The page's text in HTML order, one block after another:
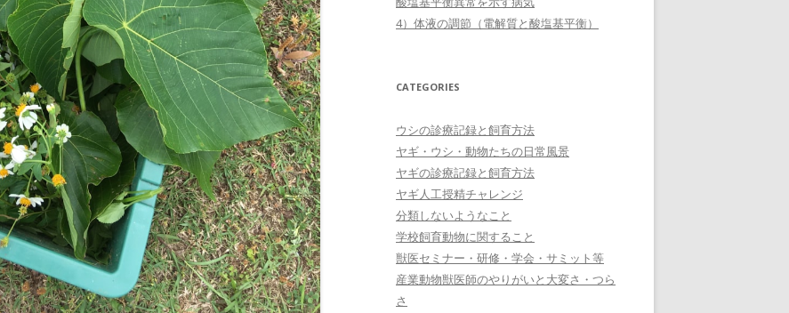
4）体液の調節（電解質と酸塩基平衡）
CATEGORIES
ウシの診療記録と飼育方法
ヤギ・ウシ・動物たちの日常風景
ヤギの診療記録と飼育方法
ヤギ人工授精チャレンジ
分類しないようなこと
学校飼育動物に関すること
獣医セミナー・研修・学会・サミット等
産業動物獣医師のやりがいと大変さ・つら
さ